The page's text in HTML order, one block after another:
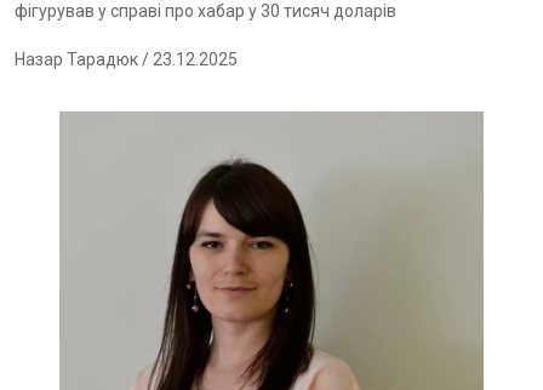
фігурував у справі про хабар у 30 тисяч доларів
Назар Тарадюк/ 23.12.2025